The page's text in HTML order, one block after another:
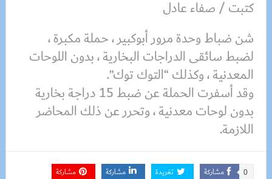
كتبت / صفاء عادل
شن ضباط وحدة مرور أبوكبير ، حملة مكبرة ،
لضبط سائقى الدراجات البخارية ، بدون اللوحات
المعدنية ، وكذلك “التوك توك”.
وقد أسفرت الحملة عن ضبط 15 دراجة بخارية
بدون لوحات معدنية ، وتحرر عن ذلك المحاضر
اللازمة.
مشاركة 0 تغريدة مشاركة مشاركة